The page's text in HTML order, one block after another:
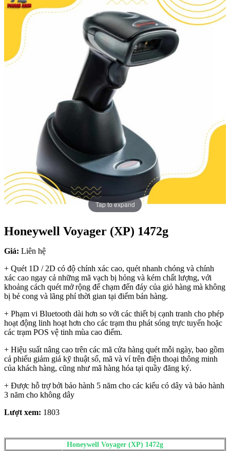
Tap to expand
Honeywell Voyager (XP) 1472g
Giá: Liên hệ
+ Quét 1D / 2D có độ chính xác cao, quét nhanh chóng và chính
xác cao ngay cả những mã vạch bị hỏng và kém chất lượng, với
khoảng cách quét mở rộng để chạm đến đáy của giỏ hàng mà không
bị bẻ cong và lãng phí thời gian tại điểm bán hàng.
+ Phạm vi Bluetooth dài hơn so với các thiết bị cạnh tranh cho phép
hoạt động linh hoạt hơn cho các trạm thu phát sóng trực tuyến hoặc
các trạm POS vệ tinh mùa cao điểm.
+ Hiệu suất nâng cao trên các mã cửa hàng quét mỗi ngày, bao gồm
cả phiếu giảm giá kỹ thuật số, mã và ví trên điện thoại thông minh
của khách hàng, cũng như mã hàng hóa tại quầy đăng ký.
+ Được hỗ trợ bởi bảo hành 5 năm cho các kiểu có dây và bảo hành
3 năm cho không dây
Lượt xem: 1803
Honeywell Voyager (XP) 1472g